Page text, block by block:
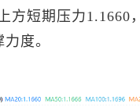
方短期压力1.1660
度。